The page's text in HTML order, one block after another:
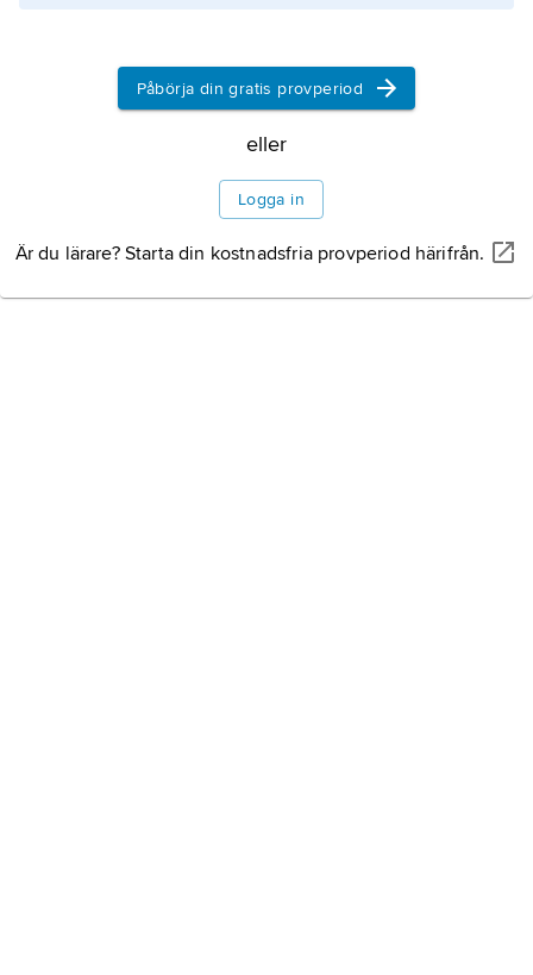
Påbörja din gratis provperiod
eller
Logga in
Är du lärare? Starta din kostnadsfria provperiod härifrån.